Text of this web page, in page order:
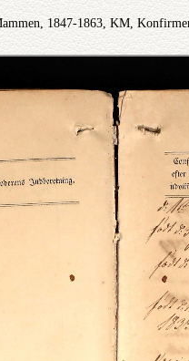
1847-1863, KM,